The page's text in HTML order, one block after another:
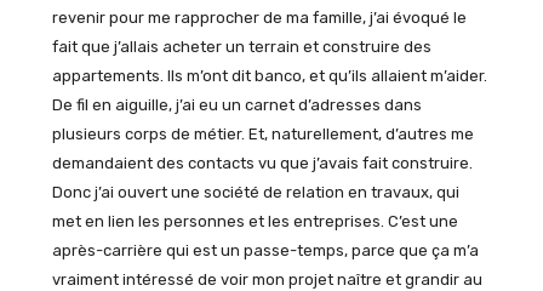
revenir pour me rapprocher de ma famille, j’ai évoqué le
fait que j’allais acheter un terrain et construire des
appartements. Ils m’ont dit banco, et qu’ils allaient m’aider.
De fil en aiguille, j’ai eu un carnet d’adresses dans
plusieurs corps de métier. Et, naturellement, d’autres me
demandaient des contacts vu que j’avais fait construire.
Donc j’ai ouvert une société de relation en travaux, qui
met en lien les personnes et les entreprises. C’est une
après-carrière qui est un passe-temps, parce que ça m’a
vraiment intéressé de voir mon projet naître et grandir au